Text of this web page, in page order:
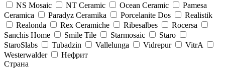
NS Mosaic
NT Ceramic Ocean Ceramic
Pamesa
Ceramica
Paradyz Сeramika Porcelanite Dos
Realistik
Realonda
Rex Ceramiche Ribesalbes
Rocersa
Sanchis Home
Smile Tile Starmosaic
Staro
StaroSlabs
Tubadzin Vallelunga Vidrepur
VitrA
Westerwalder
Нефрит
Страна